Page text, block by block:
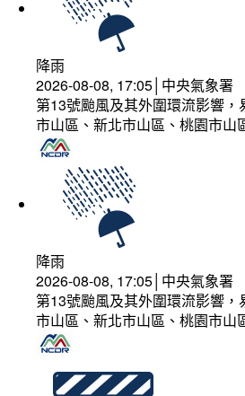
降雨
2026-08-08, 17:05│中央氣象署
第13號颱風及其外圍環流影響
市山區、新北市山區、桃園市山
降雨
2026-08-08, 17:05│中央氣象署
第13號颱風及其外圍環流影響
市山區、新北市山區、桃園市山